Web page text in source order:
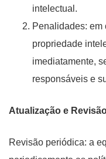
intelectual.
Penalidades: em
propriedade
imediatamente,
responsáveis e
Atualização e
Revisão periódica: a